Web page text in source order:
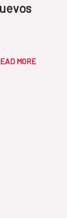
MORE
Use TAB to
Pages Use TAB